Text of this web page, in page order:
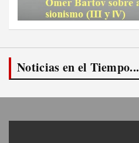
Noticias en el Tiempo...